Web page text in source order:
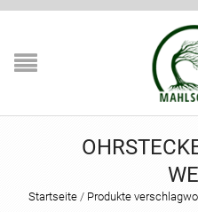
Startseite / Produkte